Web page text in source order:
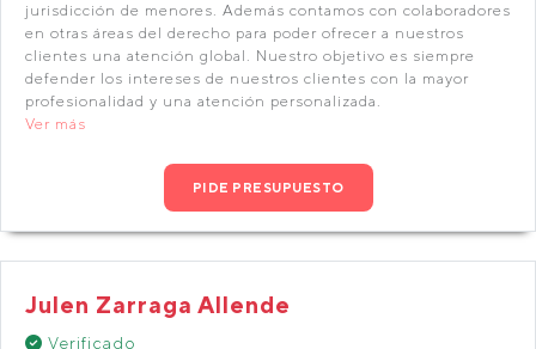
jurisdicción de menores. Además contamos con colaboradores
en otras áreas del derecho para poder ofrecer a nuestros
clientes una atención global. Nuestro objetivo es siempre
defender los intereses de nuestros clientes con la mayor
profesionalidad y una atención personalizada.
Ver más
PIDE PRESUPUESTO
Julen Zarraga Allende
Verificado